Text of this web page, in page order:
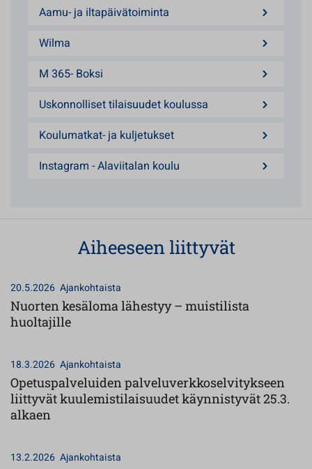
Aamu- ja iltapäivätoiminta
Wilma
M 365- Boksi
Uskonnolliset tilaisuudet koulussa
Koulumatkat- ja kuljetukset
Instagram - Alaviitalan koulu
Aiheeseen liittyvät
20.5.2026 Ajankohtaista
Nuorten kesäloma lähestyy – muistilista
huoltajille
18.3.2026 Ajankohtaista
Opetuspalveluiden palveluverkkoselvitykseen
liittyvät kuulemistilaisuudet käynnistyvät 25.3.
alkaen
13.2.2026 Ajankohtaista